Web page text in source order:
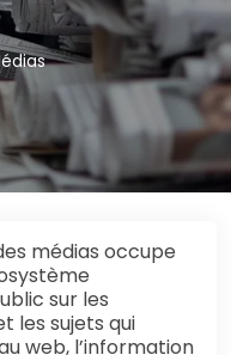
médias occupe
sur les
les sujets qui
web, l’information